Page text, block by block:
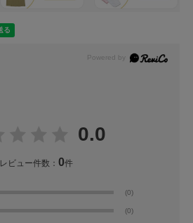
0.0
レビュー件数： 0件
(0)
(0)